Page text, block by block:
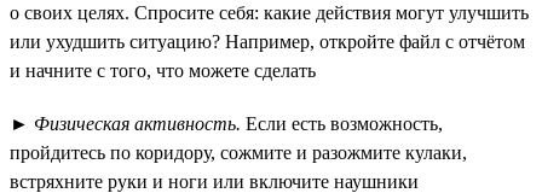
о своих целях. Спросите себя: какие действия могут улучшить
или ухудшить ситуацию? Например, откройте файл с отчётом
и начните с того, что можете сделать
► Физическая активность. Если есть возможность,
пройдитесь по коридору, сожмите и разожмите кулаки,
встряхните руки и ноги или включите наушники